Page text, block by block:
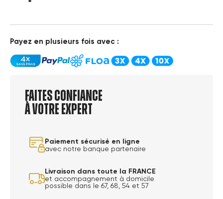
Payez en plusieurs fois avec :
Faites confiance
à votre expert
Paiement sécurisé en ligne
avec notre banque partenaire
Livraison dans toute la FRANCE
et accompagnement à domicile
possible dans le 67, 68, 54 et 57